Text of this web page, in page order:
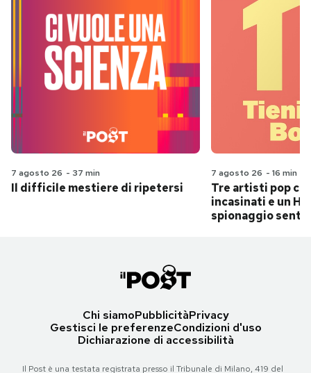
7 agosto 26 - 37 min
Il difficile mestiere di ripetersi
7 agosto 26 - 16 min
Tre artisti pop
incasinati e un
spionaggio
Chi siamoPubblicitàPrivacy
Gestisci le preferenzeCondizioni d'uso
Dichiarazione di accessibilità
Il Post è una testata registrata presso il Tribunale di Milano, 419 del